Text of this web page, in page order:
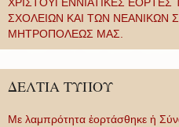
ΧΡΙΣΤΟΥΓΕΝΝΙΑΤΙΚΕΣ ΕΟΡΤΕΣ
ΣΧΟΛΕΙΩΝ ΚΑΙ ΤΩΝ ΝΕΑΝΙΚΩΝ
ΜΗΤΡΟΠΟΛΕΩΣ ΜΑΣ.
ΔΕΛΤΙΑ ΤΥΠΟΥ
Με λαμπρότητα ἑορτάσθηκε ἡ